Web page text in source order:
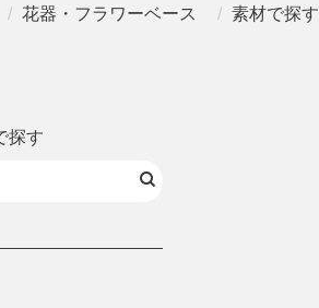
花器・フラワーベース 素材で探す
探す